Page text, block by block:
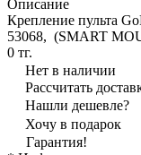
Описание
Крепление пульта
53068, (SMART
0 тг.
Нет в наличии
Рассчитать
Нашли дешевле?
Хочу в подарок
Гарантия!